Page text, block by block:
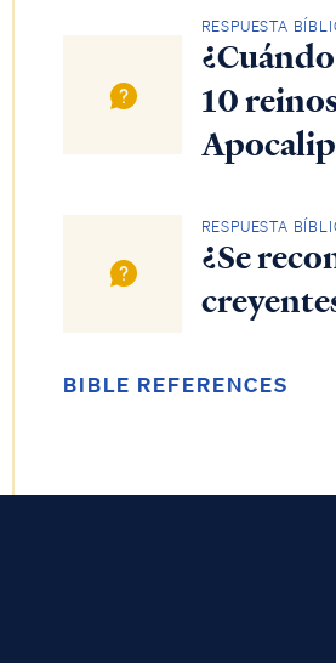
RESPUESTA
10
RESPUESTA
¿Se
BIBLE REFERENCES